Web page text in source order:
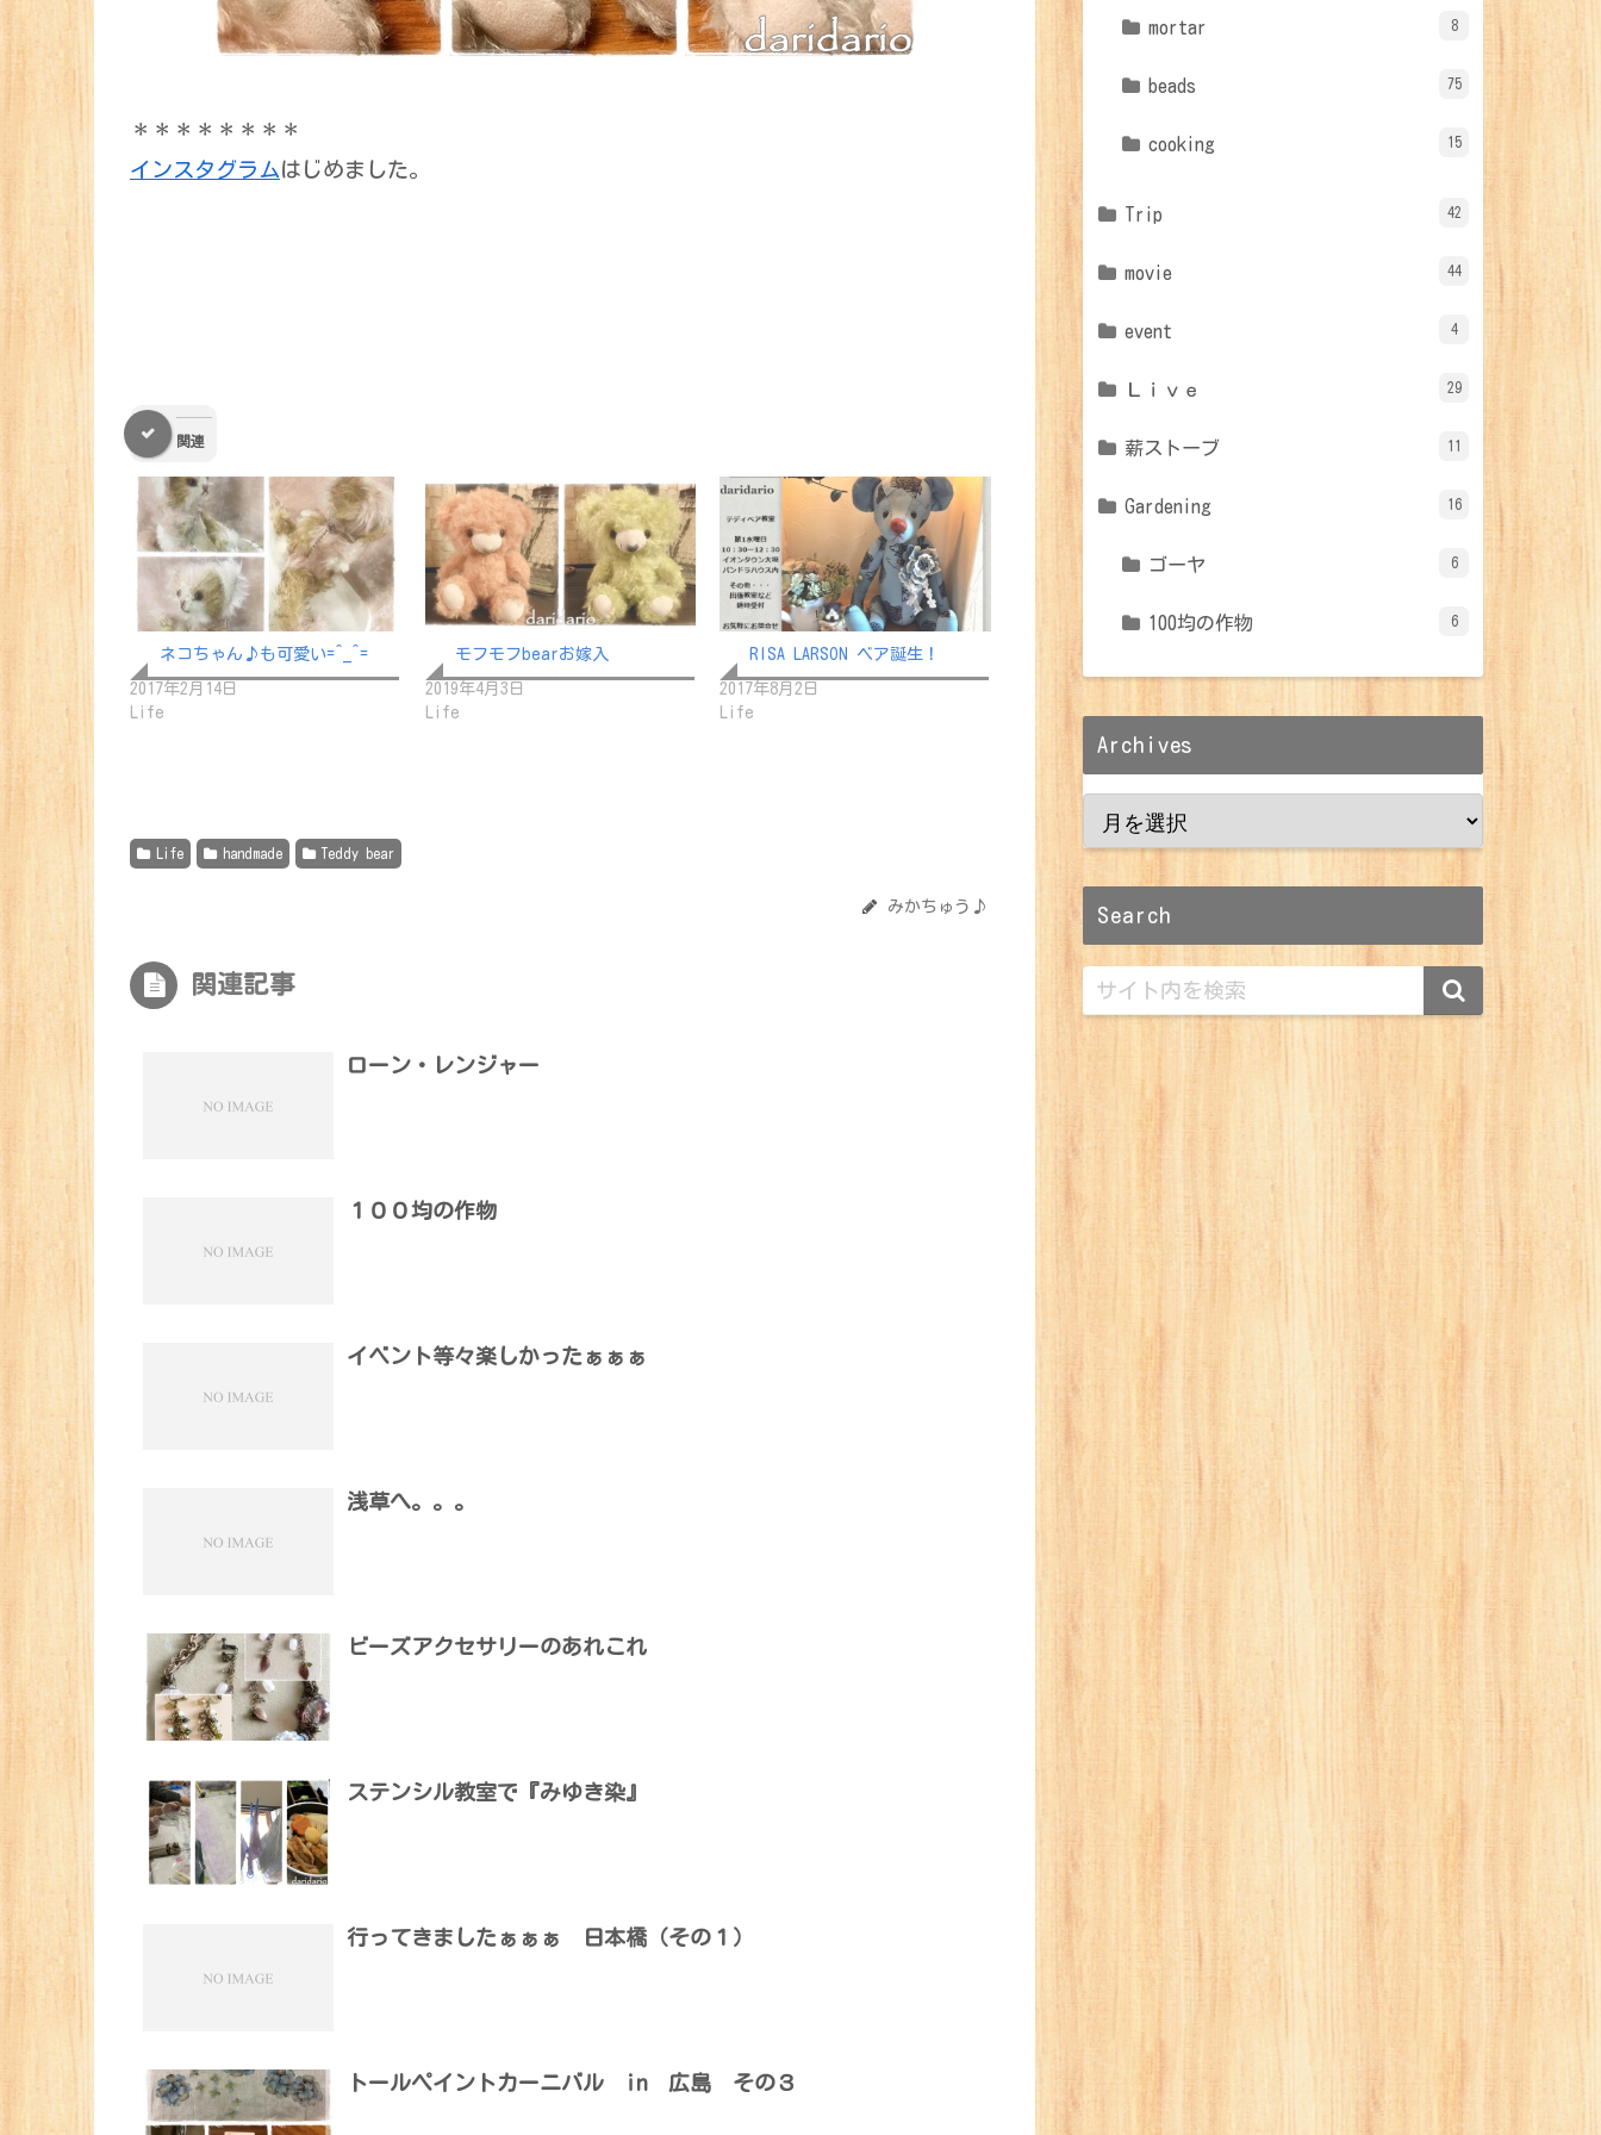
＊＊＊＊＊＊＊＊
インスタグラムはじめました。
関連
ネコちゃん♪も可愛い=^_^=
2017年2月14日
Life
モフモフbearお嫁入
2019年4月3日
Life
RISA LARSON ベア誕生！
2017年8月2日
Life
Life handmade Teddy bear
みかちゅう♪
関連記事
ローン・レンジャー
１００均の作物
イベント等々楽しかったぁぁぁ
浅草へ。。。
ビーズアクセサリーのあれこれ
ステンシル教室で『みゆき染』
行ってきましたぁぁぁ 日本橋（その１）
トールペイントカーニバル in 広島 その３
mortar 8
beads 75
cooking 15
Trip 42
movie 44
event 4
Ｌｉｖｅ 29
薪ストーブ 11
Gardening 16
ゴーヤ 6
100均の作物 6
Archives
Search